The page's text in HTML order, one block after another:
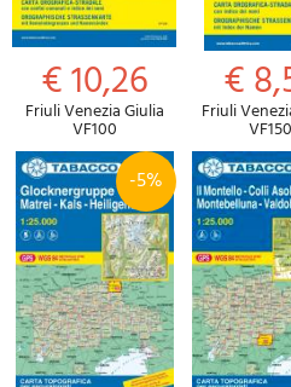
€ 10,26
Friuli Venezia Giulia
VF100
€
Friuli
VF150
-5%